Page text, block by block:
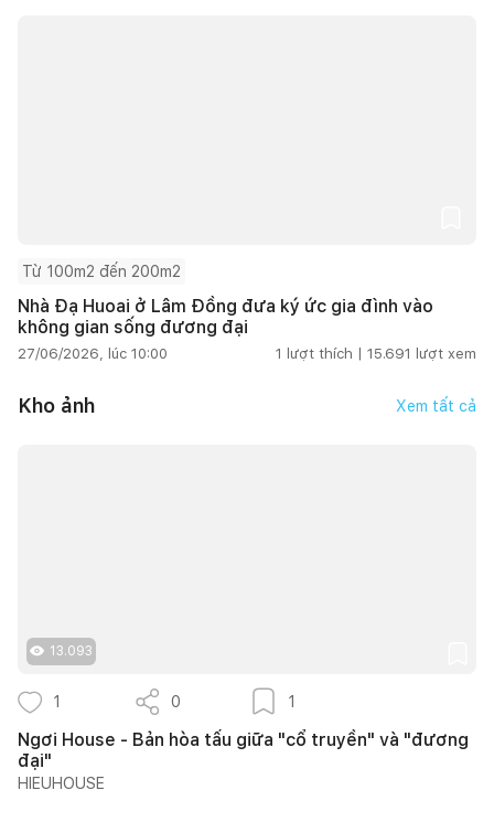
Từ 100m2 đến 200m2
Nhà Đạ Huoai ở Lâm Đồng đưa ký ức gia đình vào
không gian sống đương đại
27/06/2026, lúc 10:00 1 lượt thích | 15.691 lượt xem
Kho ảnh Xem tất cả
13.093
1 0 1
Ngơi House - Bản hòa tấu giữa "cổ truyền" và "đương
đại"
HIEUHOUSE